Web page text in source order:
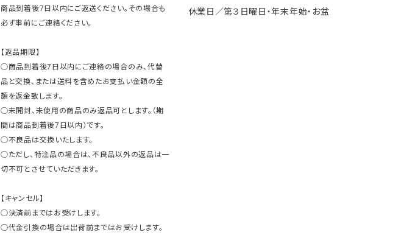
商品到着後7日以内にご返送ください。その場合も
必ず事前にご連絡ください。
【返品期限】
○商品到着後7日以内にご連絡の場合のみ、代替
品と交換、または送料を含めたお支払い金額の全
額を返金致します。
○未開封、未使用の商品のみ返品可とします。（期
間は商品到着後7日以内）です。
○不良品は交換いたします。
○ただし、特注品の場合は、不良品以外の返品は一
切不可とさせていただきます。
【キャンセル】
○決済前まではお受けします。
○代金引換の場合は出荷前まではお受けします。
休業日／第３日曜日・年末年始・お盆